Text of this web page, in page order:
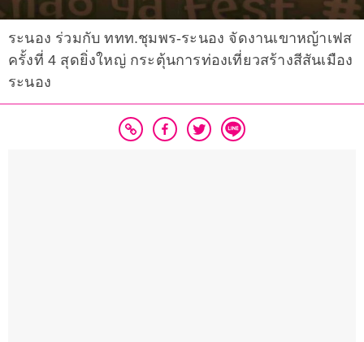
ระนอง ร่วมกับ ททท.ชุมพร-ระนอง จัดงานเขาหญ้าเฟส
ครั้งที่ 4 สุดยิ่งใหญ่ กระตุ้นการท่องเที่ยวสร้างสีสันเมือง
ระนอง